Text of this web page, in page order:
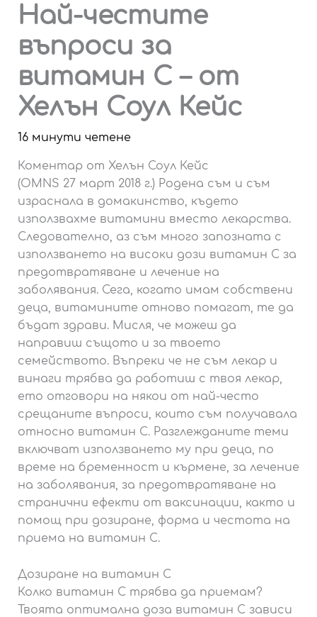
Най-честите
въпроси за
витамин С – от
Хелън Соул Кейс
16 минути четене
Коментар от Хелън Соул Кейс
(OMNS 27 март 2018 г.) Родена съм и съм
израснала в домакинство, където
използвахме витамини вместо лекарства.
Следователно, аз съм много запозната с
използването на високи дози витамин С за
предотвратяване и лечение на
заболявания. Сега, когато имам собствени
деца, витамините отново помагат, те да
бъдат здрави. Мисля, че можеш да
направиш същото и за твоето
семейството. Въпреки че не съм лекар и
винаги трябва да работиш с твоя лекар,
ето отговори на някои от най-често
срещаните въпроси, които съм получавала
относно витамин С. Разглежданите теми
включват използването му при деца, по
време на бременност и кърмене, за лечение
на заболявания, за предотвратяване на
странични ефекти от ваксинации, както и
помощ при дозиране, форма и честота на
приема на витамин С.
Дозиране на витамин С
Колко витамин С трябва да приемам?
Твоята оптимална доза витамин С зависи